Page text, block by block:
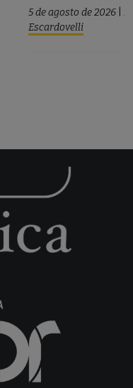
5 de agosto de 2026
Escardovelli